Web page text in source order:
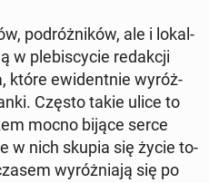
po­dróż­ni­ków, ale i lo­kal­
w ple­bi­scy­cie re­dak­cji
które ewi­dent­nie wy­róż­
Często takie ulice to
mocno bijące serce
w nich skupia się życie to­
wy­róż­nia­ją się po